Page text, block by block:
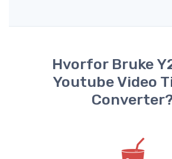
Hvorfor Bruke
Youtube Video